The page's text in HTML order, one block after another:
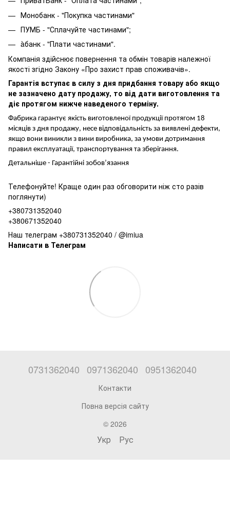
Монобанк - "Покупка частинами"
ПУМБ - "Сплачуйте частинами";
àбанк - "Плати частинами".
Компанія здійснює повернення та обмін товарів належної
якості згідно Закону «Про захист прав споживачів».
Гарантія вступає в силу з дня придбання товару або якщо
не зазначено дату продажу, то від дати виготовлення та
діє протягом нижче наведеного терміну.
Фабрика гарантує якість виготовленої продукції протягом 18
місяців з дня продажу, несе відповідальність за виявлені дефекти,
якщо вони виникли з вини виробника, за умови дотримання
правил експлуатації, транспортування та зберігання.
Детальніше - Гарантійні зобов’язання
Телефонуйте! Краще один раз обговорити ніж сто разів
поглянути)
+380731352040
+380671352040
Наш телеграм +380731352040 / @imiua
Написати в Телеграм
0731362040 0971362040 0951362040
Контакти
Повна версія сайту
© 2026
Укр Рус